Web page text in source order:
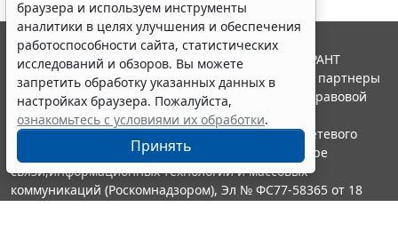
браузера и используем инструменты
аналитики в целях улучшения и обеспечения
работоспособности сайта, статистических
исследований и обзоров. Вы можете
запретить обработку указанных данных в
настройках браузера. Пожалуйста,
ознакомьтесь с условиями их обработки.
Принять
© ООО "НПП "ГАРАНТ-СЕРВИС", 2026. Система ГАРАНТ
выпускается с 1990 года. Компания "Гарант" и ее партнеры
являются участниками Российской ассоциации правовой
информации ГАРАНТ.
Портал ГАРАНТ.РУ зарегистрирован в качестве сетевого
издания Федеральной службой по надзору в сфере
связи,информационных технологий и массовых
коммуникаций (Роскомнадзором), Эл № ФС77-58365 от 18